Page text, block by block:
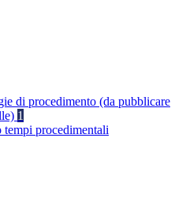
di procedimento (da pubblicare
1
procedimentali